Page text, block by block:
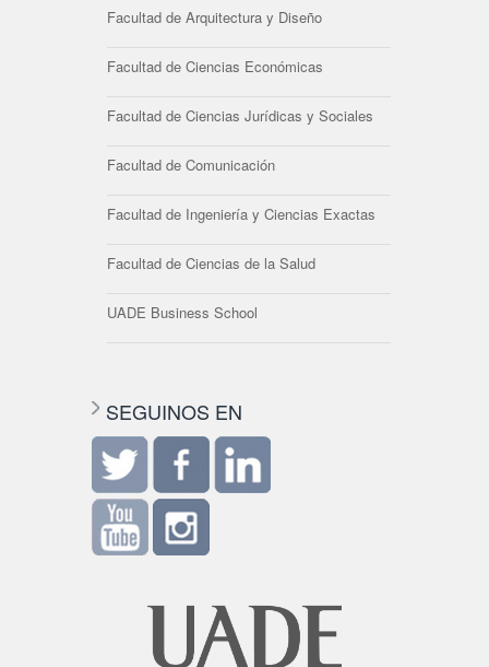
Facultad de Arquitectura y Diseño
Facultad de Ciencias Económicas
Facultad de Ciencias Jurídicas y Sociales
Facultad de Comunicación
Facultad de Ingeniería y Ciencias Exactas
Facultad de Ciencias de la Salud
UADE Business School
SEGUINOS EN